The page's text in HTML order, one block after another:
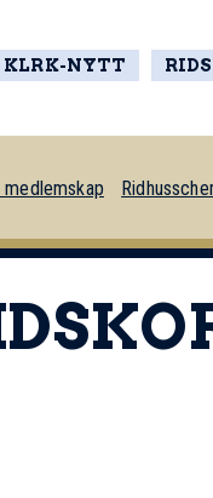
KLRK-NYTT